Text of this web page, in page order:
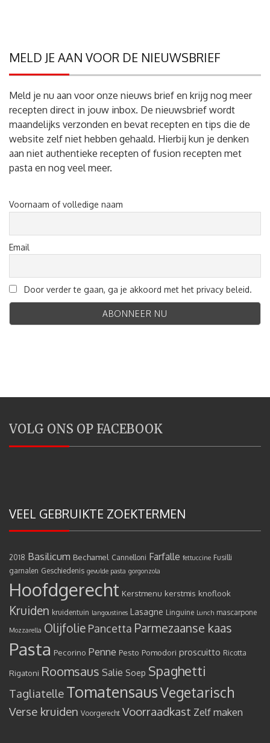
MELD JE AAN VOOR DE NIEUWSBRIEF
Meld je nu aan voor onze nieuws brief en krijg nog meer
recepten direct in jouw inbox. De nieuwsbrief wordt
maandelijks verzonden en bevat recepten en tips die de
website zelf niet hebben gehaald. Hierbij kun je denken
aan niet authentieke recepten of fusion recepten met
pasta en nog veel meer.
Voornaam of volledige naam
Email
Door verder te gaan, ga je akkoord met het privacy beleid.
VOLG ONS OP FACEBOOK
VEEL GEBRUIKTE ZOEKTERMEN
2018 Basilicum Bechamel Cannelloni Farfalle fettuccine Fusilli
garnalen Geschiedenis gevulde pasta gorgonzola
Hoofdgerecht Kerstmenu kerstmis knoflook
Kruiden kruidentuin langoustines Lasagne Linguine Lunch mascarpone
Mozzarella Olijfolie Pancetta Parmezaanse kaas
Pasta Pecorino Penne Pesto Pomodori proscuitto Ricotta
Rigatoni Roomsaus Salie Soep Spaghetti
Tagliatelle TomatensausVegetarisch
Verse kruiden Voorgerecht Voorraadkast Zelf maken